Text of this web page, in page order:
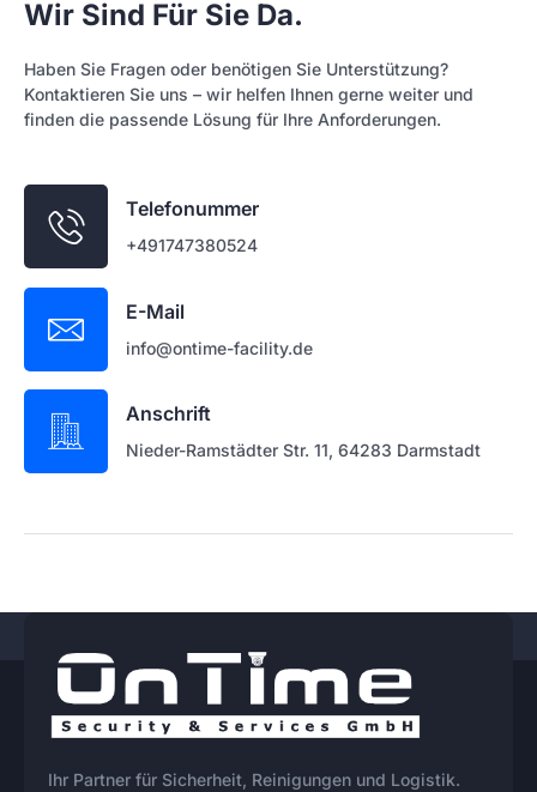
Wir Sind Für Sie Da.
Haben Sie Fragen oder benötigen Sie Unterstützung?
Kontaktieren Sie uns – wir helfen Ihnen gerne weiter und
finden die passende Lösung für Ihre Anforderungen.
Telefonummer
+491747380524
E-Mail
info@ontime-facility.de
Anschrift
Nieder-Ramstädter Str. 11, 64283 Darmstadt
Ihr Partner für Sicherheit, Reinigungen und Logistik.